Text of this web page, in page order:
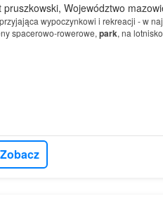
Województwo
wypoczynkowi i rekreacji - w
spacerowo-rowerowe, park, na
Al.…
Zobacz